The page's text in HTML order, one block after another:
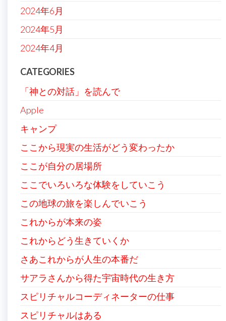
2024年6月
2024年5月
2024年4月
CATEGORIES
「神との対話」を読んで
Apple
キャンプ
ここから現実の生活がどう変わったか
ここが自分の居場所
ここでいろいろな体験をしていこう
この地球の旅を楽しんでいこう
これからが本来の姿
これからどう生きていくか
さあこれからが人生の本番だ
サアラさんから得た宇宙時代の生き方
スピリチャルコーディネーターの仕事
スピリチャルはある